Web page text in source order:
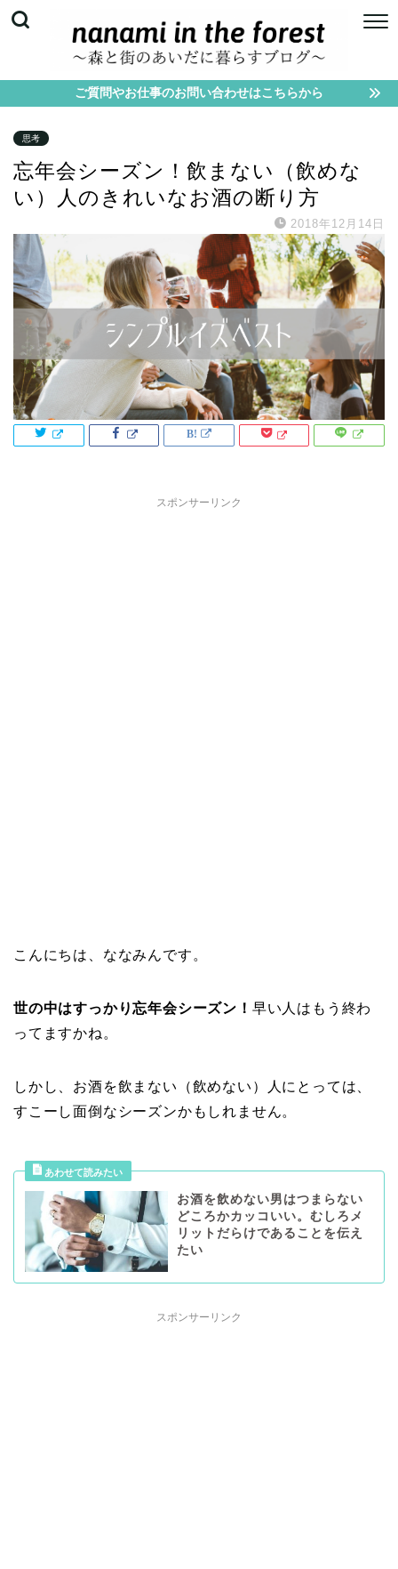
ご質問やお仕事のお問い合わせはこちらから
思考
忘年会シーズン！飲まない（飲めな
い）人のきれいなお酒の断り方
2018年12月14日
スポンサーリンク
こんにちは、ななみんです。
世の中はすっかり忘年会シーズン！ 早い人はもう終わ
ってますかね。
しかし、お酒を飲まない（飲めない）人にとっては、
すこーし面倒なシーズンかもしれません。
お酒を飲めない男はつまらない
どころかカッコいい。むしろメ
リットだらけであることを伝え
たい
スポンサーリンク